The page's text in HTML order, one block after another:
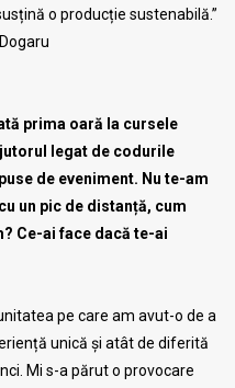
o producție sustenabilă.”
prima oară la cursele
legat de codurile
de eveniment. Nu te-am
un pic de distanță, cum
Ce-ai face dacă te-ai
pe care am avut-o de a
unică și atât de diferită
Mi s-a părut o provocare